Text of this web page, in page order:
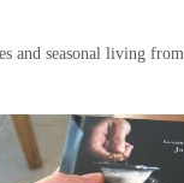
and seasonal living